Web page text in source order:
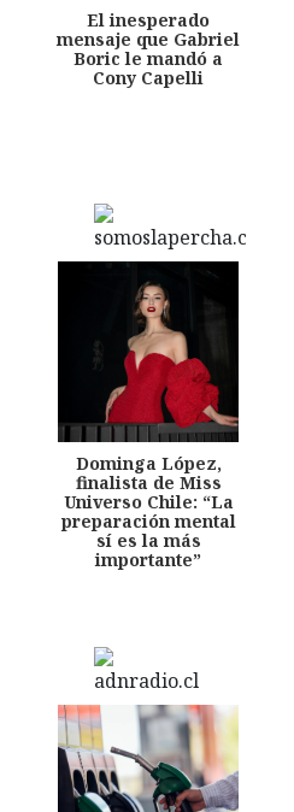
El inesperado
mensaje que Gabriel
Boric le mandó a
Cony Capelli
Dominga López,
finalista de Miss
Universo Chile: “La
preparación mental
sí es la más
importante”